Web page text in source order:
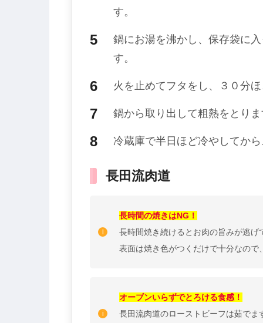
す。
鍋にお湯を沸かし、保存袋に
す。
火を止めてフタをし、３０分
鍋から取り出して粗熱をとり
冷蔵庫で半日ほど冷やしてか
長田流肉道
長時間の焼きはNG！
長時間焼き続けるとお肉の旨みが逃げ
表面は焼き色がつくだけで十分なの
オーブンいらずでとろける食感！
長田流肉道のローストビーフは茹でま